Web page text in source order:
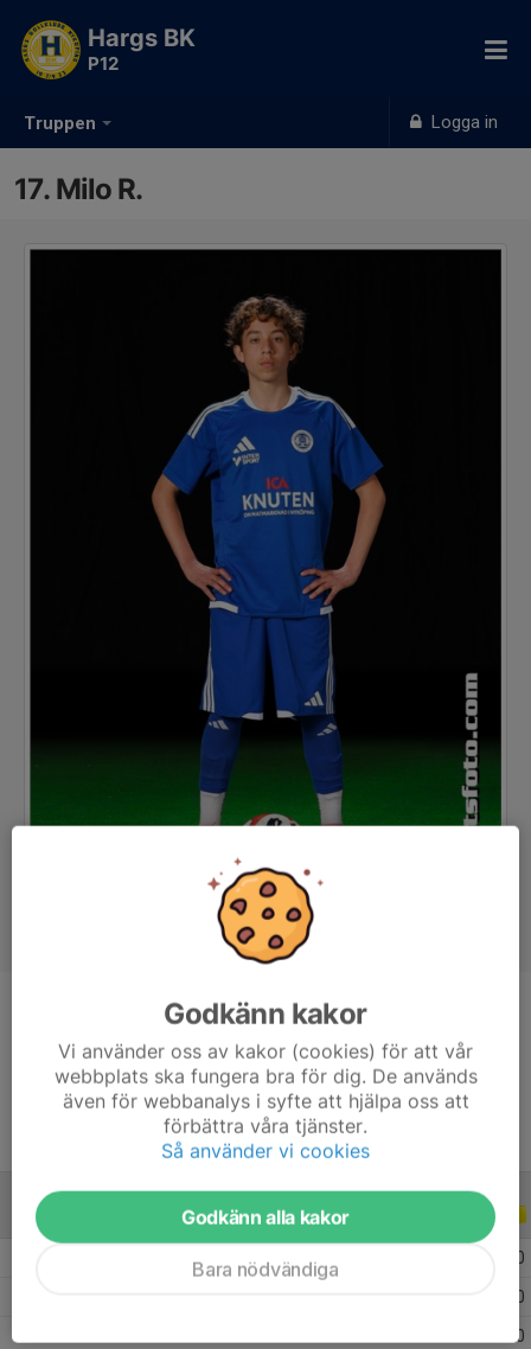
Truppen Logga in
Hargs BK
P12
17. Milo R.
Mittfältare
Ålder
13 år
ALLA SERIER ALLA ÅR
0
0
0
Godkänn kakor
Vi använder oss av kakor (cookies) för att vår
webbplats ska fungera bra för dig. De används
även för webbanalys i syfte att hjälpa oss att
förbättra våra tjänster.
Så använder vi cookies
Godkänn alla kakor
Bara nödvändiga